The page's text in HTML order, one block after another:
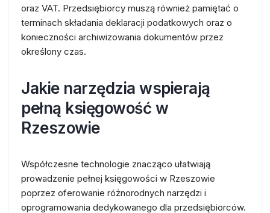
oraz VAT. Przedsiębiorcy muszą również pamiętać o
terminach składania deklaracji podatkowych oraz o
konieczności archiwizowania dokumentów przez
określony czas.
Jakie narzędzia wspierają
pełną księgowość w
Rzeszowie
Współczesne technologie znacząco ułatwiają
prowadzenie pełnej księgowości w Rzeszowie
poprzez oferowanie różnorodnych narzędzi i
oprogramowania dedykowanego dla przedsiębiorców.